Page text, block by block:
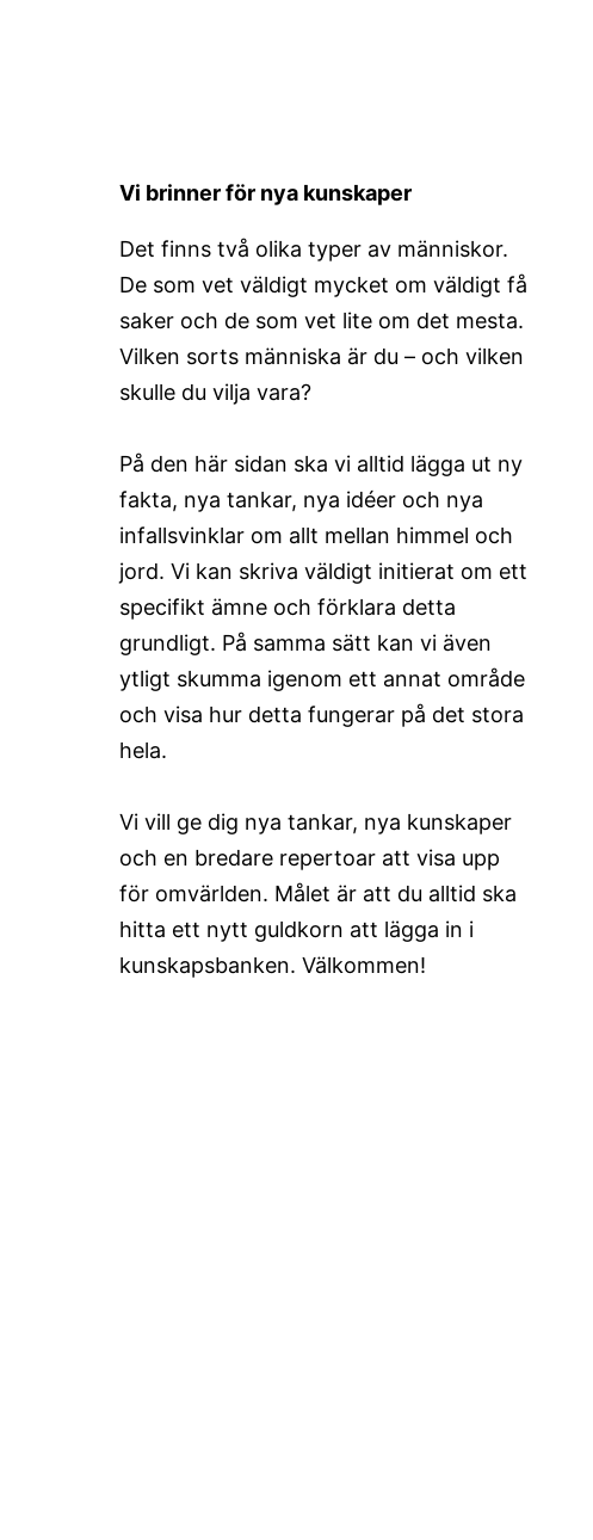
Vi brinner för nya kunskaper
Det finns två olika typer av människor.
De som vet väldigt mycket om väldigt få
saker och de som vet lite om det mesta.
Vilken sorts människa är du – och vilken
skulle du vilja vara?
På den här sidan ska vi alltid lägga ut ny
fakta, nya tankar, nya idéer och nya
infallsvinklar om allt mellan himmel och
jord. Vi kan skriva väldigt initierat om ett
specifikt ämne och förklara detta
grundligt. På samma sätt kan vi även
ytligt skumma igenom ett annat område
och visa hur detta fungerar på det stora
hela.
Vi vill ge dig nya tankar, nya kunskaper
och en bredare repertoar att visa upp
för omvärlden. Målet är att du alltid ska
hitta ett nytt guldkorn att lägga in i
kunskapsbanken. Välkommen!